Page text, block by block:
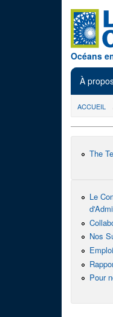
Océans
À
You
ACCUEIL
The
Le
Nos
Emploi
Pour